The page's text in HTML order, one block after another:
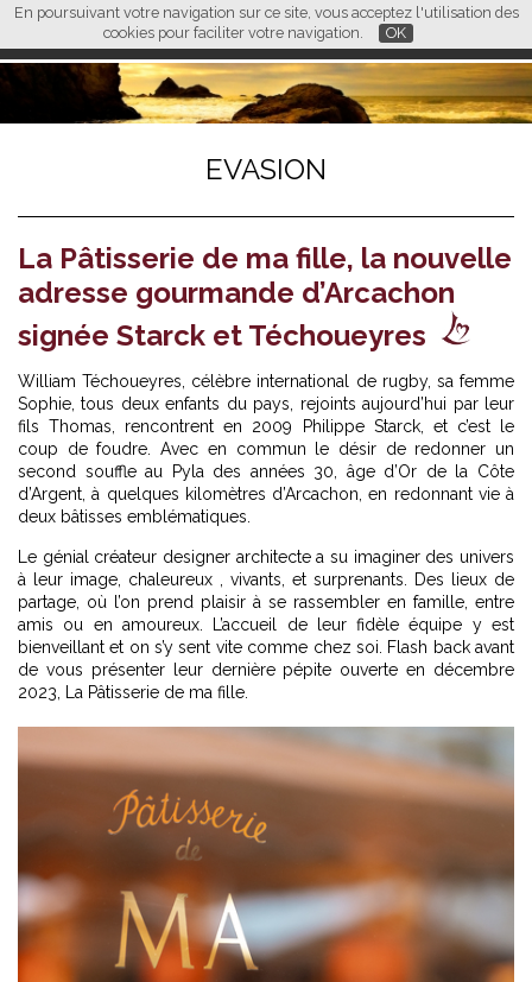
En poursuivant votre navigation sur ce site, vous acceptez l'utilisation des
cookies pour faciliter votre navigation.
OK
FR EN CN
L M
EVASION
La Pâtisserie de ma fille, la nouvelle
adresse gourmande d’Arcachon
signée Starck et Téchoueyres
William Téchoueyres, célèbre international de rugby, sa femme
Sophie, tous deux enfants du pays, rejoints aujourd’hui par leur
fils Thomas, rencontrent en 2009 Philippe Starck, et c’est le
coup de foudre. Avec en commun le désir de redonner un
second souffle au Pyla des années 30, âge d’Or de la Côte
d’Argent, à quelques kilomètres d’Arcachon, en redonnant vie à
deux bâtisses emblématiques.
Le génial créateur designer architecte a su imaginer des univers
à leur image, chaleureux , vivants, et surprenants. Des lieux de
partage, où l’on prend plaisir à se rassembler en famille, entre
amis ou en amoureux. L’accueil de leur fidèle équipe y est
bienveillant et on s’y sent vite comme chez soi. Flash back avant
de vous présenter leur dernière pépite ouverte en décembre
2023, La Pâtisserie de ma fille.